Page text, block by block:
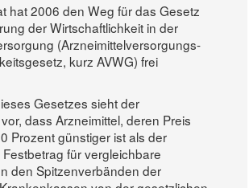
hat 2006 den Weg für das Gesetz
der Wirtschaftlichkeit in der
(Arzneimittelversorgungs-
kurz AVWG) frei
Gesetzes sieht der
dass Arzneimittel, deren Preis
Prozent günstiger ist als der
für vergleichbare
den Spitzenverbänden der